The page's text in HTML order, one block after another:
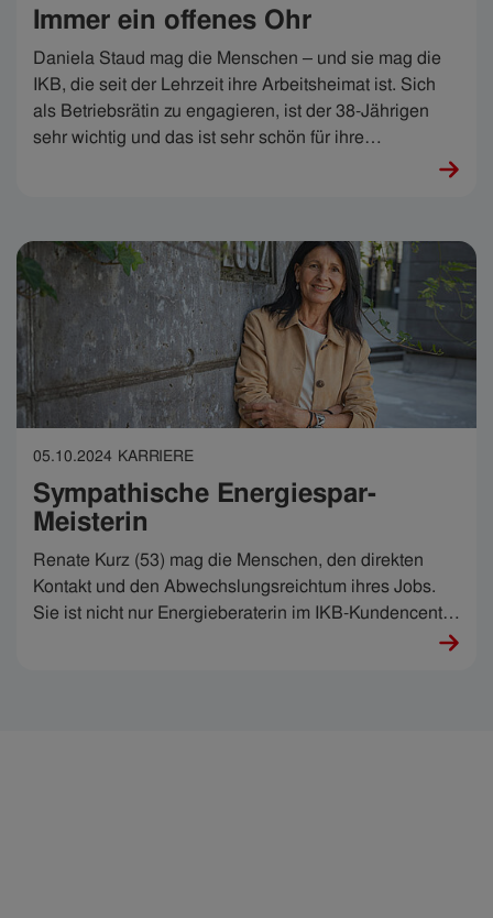
Immer ein offenes Ohr
Daniela Staud mag die Menschen – und sie mag die
IKB, die seit der Lehrzeit ihre Arbeitsheimat ist. Sich
als Betriebsrätin zu engagieren, ist der 38-Jährigen
sehr wichtig und das ist sehr schön für ihre
Kolleg:innen. „Ein offenes Ohr macht schon viel aus“,
05.10.2024 KARRIERE
Sympathische Energiespar-
Meisterin
Renate Kurz (53) mag die Menschen, den direkten
Kontakt und den Abwechslungsreichtum ihres Jobs.
Sie ist nicht nur Energieberaterin im IKB-Kundencenter